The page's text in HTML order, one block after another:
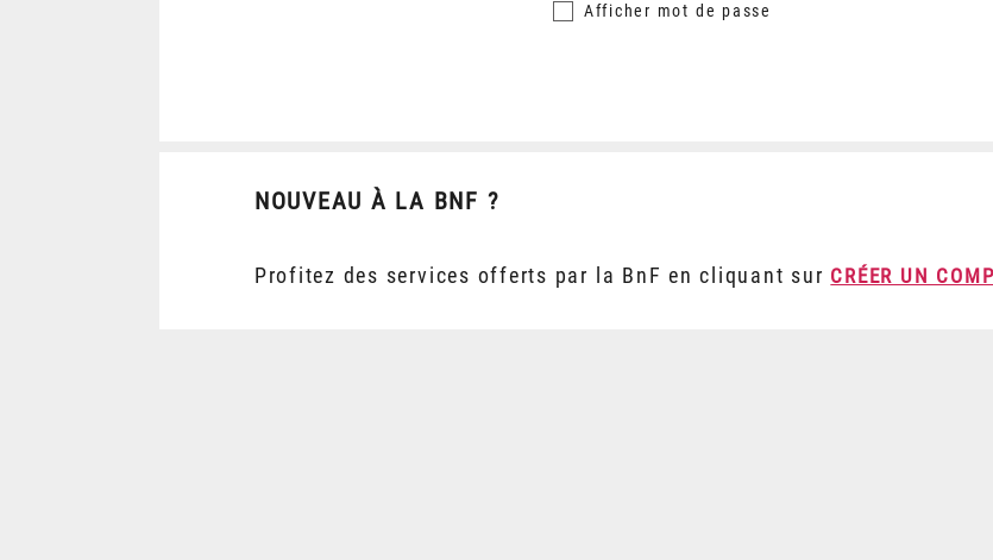
Afficher mot de passe
NOUVEAU À LA BNF ?
Profitez des services offerts par la BnF en cliquant sur CRÉER UN